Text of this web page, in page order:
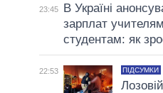
23:45
В Україні
зарплат
студентам: як
22:53 ПІДСУМКИ